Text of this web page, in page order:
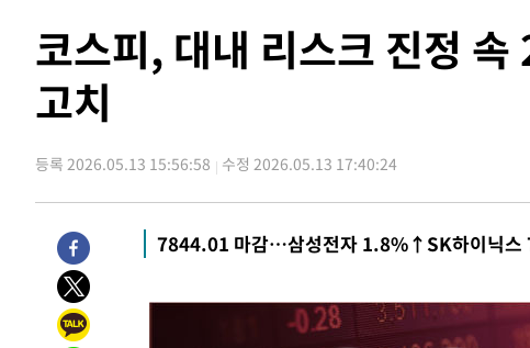
-12641초 전 > 시리아 다마스쿠스 교외에서 미니버스 폭발.. 14명 부상, 3명은
-11939초 전 >
-6903초 전 >
효
-3769초 전 >[속보]트럼프, 美 원정출산 금지 행정명령 서명
-1469초 전 >[속보] 뉴욕증시, 일제 하락 마감…나스닥 0.06%↓
-30202초 전 >
[속보]국힘 윤리위, '돌려차기 발언' 진종오·서범수 징계 절차
-25527초 전 >
25.3%↑
-22687초 전 >
[속보]'채상병 순직 책임' 임성근, 항소심도 징역 3년
-22553초 전 >
[속보]종합특검, '관저이전 봐주기 감사' 유병호 구속기소
코스피, 대내 리스크 진정
고치
등록 2026.05.13 15:56:58 수정 2026.05.13 17:40:24
7844.01 마감…삼성전자 1.8%↑SK하이닉